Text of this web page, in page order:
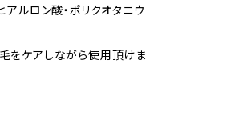
アルロン酸・ポリクオタニウ
をケアしながら使用頂けま